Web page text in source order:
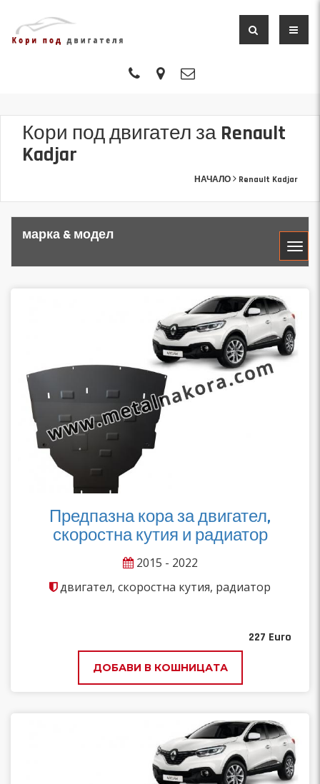
Кори под двигател за Renault
Kadjar
НАЧАЛО Renault Kadjar
марка & модел
Предпазна кора за двигател,
скоростна кутия и радиатор
2015 - 2022
двигател, скоростна кутия, радиатор
227 Euro
ДОБАВИ В КОШНИЦАТА